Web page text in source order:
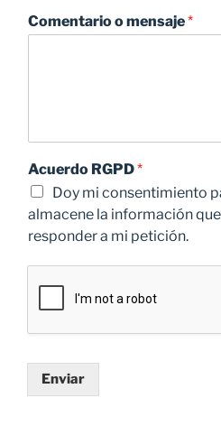
Comentario o mensaje*
Acuerdo RGPD*
Doy mi consentimiento
almacene la información
responder a mi petición.
Enviar